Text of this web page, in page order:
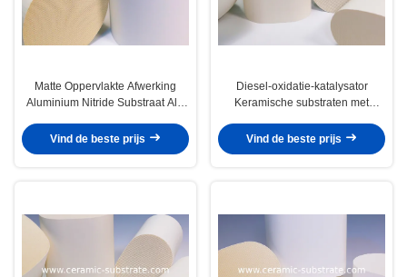
Matte Oppervlakte Afwerking
Aluminium Nitride Substraat AlN
Katalysator Ontworpen voor
Warmteafvoer
Vind de beste prijs
Diesel-oxidatie-katalysator
Keramische substraten met
spraytoepassingsmethode voor
automobielemissiesoluties
Vind de beste prijs